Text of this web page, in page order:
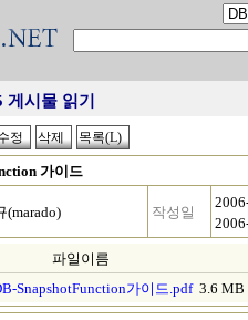
게시물 읽기
가이드
(marado) 작성일
파일이름
SnapshotFunction가이드.pdf 3.6 MB